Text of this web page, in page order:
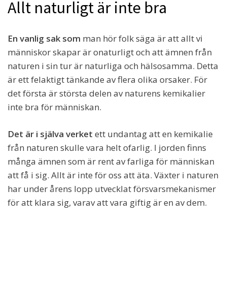
Allt naturligt är inte bra
En vanlig sak som man hör folk säga är att allt vi
människor skapar är onaturligt och att ämnen från
naturen i sin tur är naturliga och hälsosamma. Detta
är ett felaktigt tänkande av flera olika orsaker. För
det första är största delen av naturens kemikalier
inte bra för människan.
Det är i själva verket ett undantag att en kemikalie
från naturen skulle vara helt ofarlig. I jorden finns
många ämnen som är rent av farliga för människan
att få i sig. Allt är inte för oss att äta. Växter i naturen
har under årens lopp utvecklat försvarsmekanismer
för att klara sig, varav att vara giftig är en av dem.